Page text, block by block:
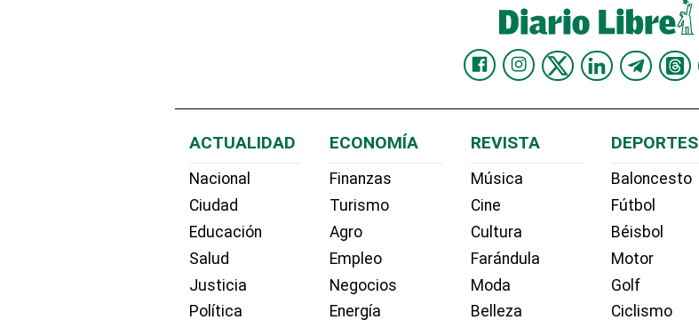
ACTUALIDAD
Nacional
Ciudad
Educación
Salud
Justicia
Política
ECONOMÍA
Finanzas
Turismo
Agro
Empleo
Negocios
Energía
REVISTA
Música
Cine
Cultura
Farándula
Moda
Belleza
DEPORTES
Baloncesto
Fútbol
Béisbol
Motor
Golf
Ciclismo